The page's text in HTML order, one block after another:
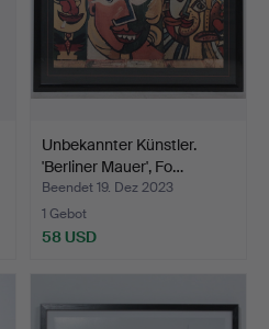
Unbekannter Künstler.
'Berliner Mauer', Fo…
Beendet 19. Dez 2023
1 Gebot
58 USD